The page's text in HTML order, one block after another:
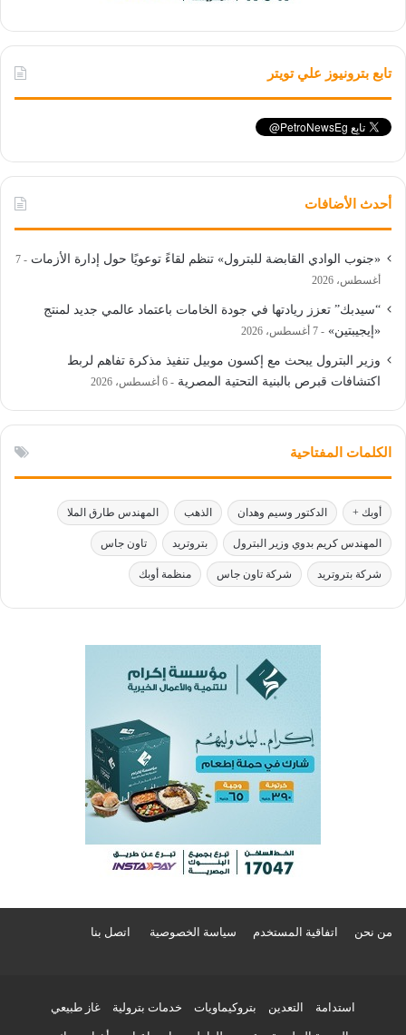
تابع بترونيوز علي تويتر
أحدث الأضافات
«جنوب الوادي القابضة للبترول» تنظم لقاءً توعويًا حول إدارة الأزمات
7
أغسطس، 2026
“سيدبك” تعزز ريادتها في جودة الخامات باعتماد عالمي جديد لمنتج
«إيجيبتين»
7 أغسطس، 2026
وزير البترول يبحث مع إكسون موبيل تنفيذ مذكرة تفاهم لربط
اكتشافات قبرص بالبنية التحتية المصرية
6 أغسطس، 2026
الكلمات المفتاحية
أوبك + الدكتور وسيم وهدان الذهب المهندس طارق الملا
المهندس كريم بدوي وزير البترول بتروتريد تاون جاس
شركة بتروتريد شركة تاون جاس منظمة أوبك
من نحن اتفاقية المستخدم سياسة الخصوصية اتصل بنا
استدامة التعدين بتروكيماويات خدمات بترولية غاز طبيعي